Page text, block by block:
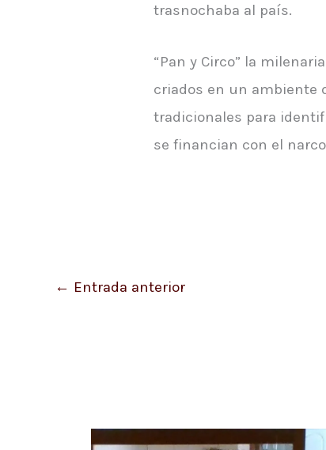
trasnochaba al país.
“Pan y Circo” la
criados en un ambiente
tradicionales para
se financian con el
← Entrada anterior